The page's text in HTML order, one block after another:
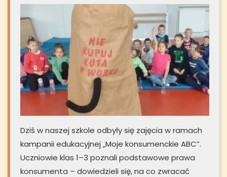
Dziś w naszej szkole odbyły się zajęcia w ramach
kampanii edukacyjnej „Moje konsumenckie ABC”.
Uczniowie klas 1–3 poznali podstawowe prawa
konsumenta – dowiedzieli się, na co zwracać